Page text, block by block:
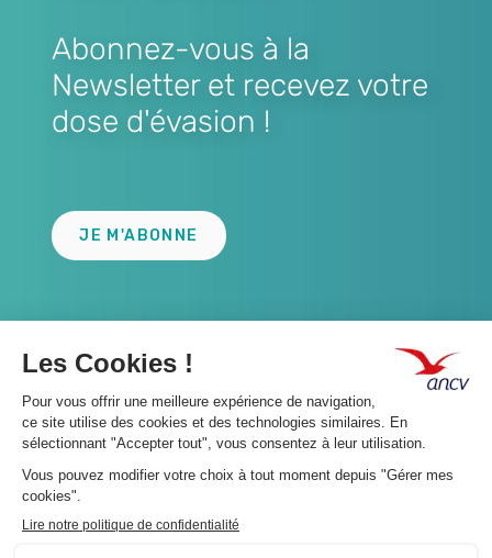
Abonnez-vous à la
Newsletter et recevez votre
dose d'évasion !
JE M'ABONNE
A propos 👇